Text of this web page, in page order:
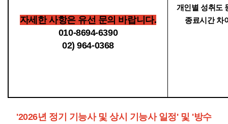
자세한 사항은 유선 문의 바랍니다.
010-8694-6390
02) 964-0368
개인별 성취도
종료시간 차
'2026년 정기 기능사 및 상시 기능사 일정' 및 '방수